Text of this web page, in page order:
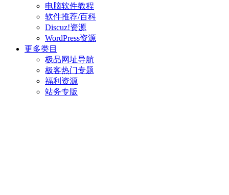
电脑软件教程
软件推荐/百科
Discuz!资源
WordPress资源
更多类目
极品网址导航
极客热门专题
福利资源
站务专版